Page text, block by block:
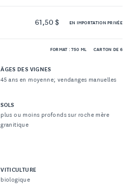
61,50 $ EN IMPORTATION PRIVÉE
FORMAT : 750 ML CARTON DE 6
ÂGES DES VIGNES
45 ans en moyenne; vendanges manuelles
SOLS
plus ou moins profonds sur roche mère
granitique
VITICULTURE
biologique